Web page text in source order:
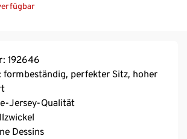
192646
formbeständig, perfekter Sitz, hoher
Jersey-Qualität
Dessins